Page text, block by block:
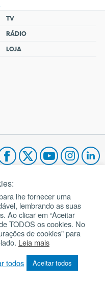
TV
RÁDIO
LOJA
II
reservados.
lhe fornecer uma
lembrando as suas
Ao clicar em “Aceitar
TODOS os cookies. No
de cookies" para
Leia mais
todos Aceitar todos